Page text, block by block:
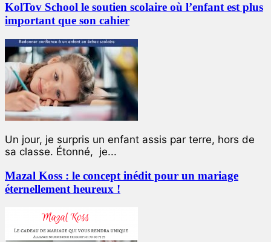
KolTov School le soutien scolaire où l’enfant est plus
important que son cahier
Un jour, je surpris un enfant assis par terre, hors de
sa classe. Étonné, je...
Mazal Koss : le concept inédit pour un mariage
éternellement heureux !